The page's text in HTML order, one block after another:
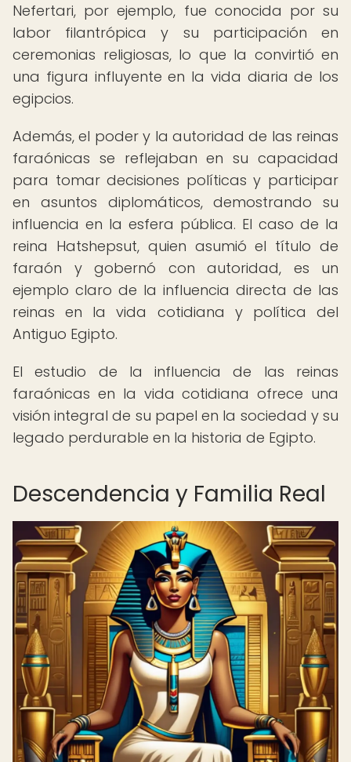
Nefertari, por ejemplo, fue conocida por su
labor filantrópica y su participación en
ceremonias religiosas, lo que la convirtió en
una figura influyente en la vida diaria de los
egipcios.
Además, el poder y la autoridad de las reinas
faraónicas se reflejaban en su capacidad
para tomar decisiones políticas y participar
en asuntos diplomáticos, demostrando su
influencia en la esfera pública. El caso de la
reina Hatshepsut, quien asumió el título de
faraón y gobernó con autoridad, es un
ejemplo claro de la influencia directa de las
reinas en la vida cotidiana y política del
Antiguo Egipto.
El estudio de la influencia de las reinas
faraónicas en la vida cotidiana ofrece una
visión integral de su papel en la sociedad y su
legado perdurable en la historia de Egipto.
Descendencia y Familia Real